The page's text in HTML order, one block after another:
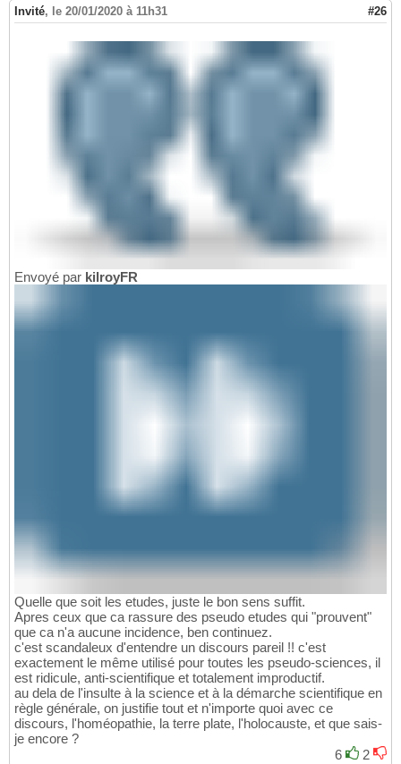
Invité, le 20/01/2020 à 11h31 #26
Envoyé par kilroyFR
Quelle que soit les etudes, juste le bon sens suffit.
Apres ceux que ca rassure des pseudo etudes qui "prouvent"
que ca n'a aucune incidence, ben continuez.
c'est scandaleux d'entendre un discours pareil !! c'est
exactement le même utilisé pour toutes les pseudo-sciences, il
est ridicule, anti-scientifique et totalement improductif.
au dela de l'insulte à la science et à la démarche scientifique en
règle générale, on justifie tout et n'importe quoi avec ce
discours, l'homéopathie, la terre plate, l'holocauste, et que sais-
je encore ?
6
2